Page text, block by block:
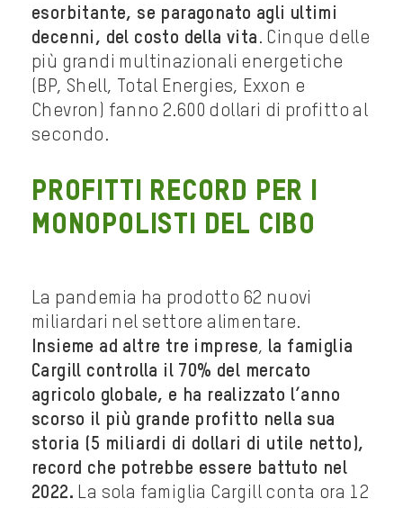
esorbitante, se paragonato agli ultimi
decenni, del costo della vita . Cinque delle
più grandi multinazionali energetiche
(BP, Shell, Total Energies, Exxon e
Chevron) fanno 2.600 dollari di profitto al
secondo.
PROFITTI RECORD PER I
MONOPOLISTI DEL CIBO
La pandemia ha prodotto 62 nuovi
miliardari nel settore alimentare.
Insieme ad altre tre imprese, la famiglia
Cargill controlla il 70% del mercato
agricolo globale, e ha realizzato l’anno
scorso il più grande profitto nella sua
storia (5 miliardi di dollari di utile netto),
record che potrebbe essere battuto nel
2022. La sola famiglia Cargill conta ora 12